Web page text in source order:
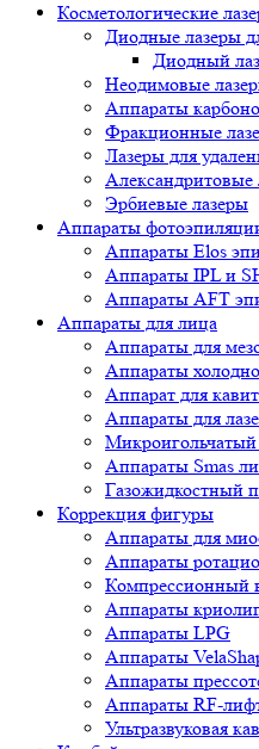
Косметологические
Диодные лазеры
Диодный
Неодимовые
Аппараты
Фракционные
Лазеры для
Александритовые
Эрбиевые лазеры
Аппараты
Аппараты Elos
Аппараты IPL и
Аппараты AFT
Аппараты для лица
Аппараты для
Аппараты
Аппарат для
Аппараты для
Аппараты Smas
Газожидкостный
Коррекция фигуры
Аппараты для
Аппараты
Компрессионный
Аппараты
Аппараты LPG
Аппараты
Аппараты
Аппараты RF-
Ультразвуковая